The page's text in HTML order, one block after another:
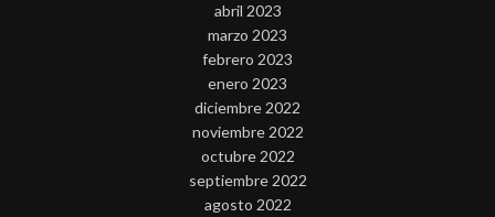
abril 2023
marzo 2023
febrero 2023
enero 2023
diciembre 2022
noviembre 2022
octubre 2022
septiembre 2022
agosto 2022